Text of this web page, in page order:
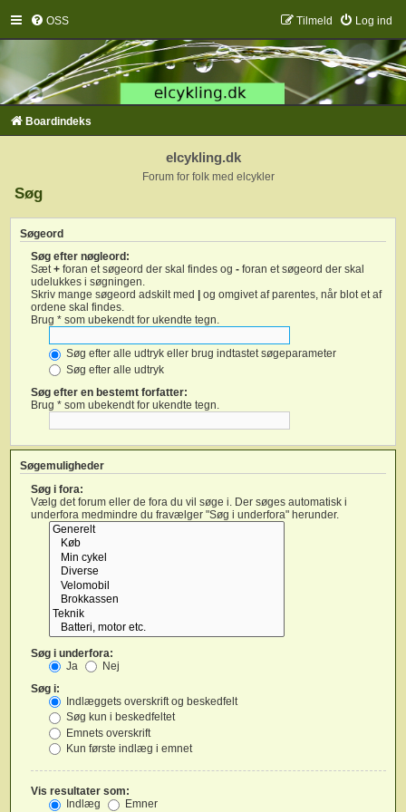
OSS Log ind
Tilmeld
Boardindeks
elcykling.dk
Forum for folk med elcykler
Søg
Søgeord
Søg efter nøgleord:
Sæt+ foran et søgeord der skal findes og - foran et søgeord der skal
udelukkes i søgningen.
Skriv mange søgeord adskilt med
og omgivet af parentes, når blot et af
ordene skal findes.
Brug * som ubekendt for ukendte tegn.
Søg efter alle udtryk eller brug indtastet søgeparameter
Søg efter alle udtryk
Søg efter en bestemt forfatter:
Brug * som ubekendt for ukendte tegn.
Søgemuligheder
Søg i fora:
Vælg det forum eller de fora du vil søge i. Der søges automatisk i
underfora medmindre du fravælger "Søg i underfora" herunder.
Søg i underfora:
Ja
Nej
Søg i:
Indlæggets overskrift og beskedfelt
Søg kun i beskedfeltet
Emnets overskrift
Kun første indlæg i emnet
Vis resultater som:
Indlæg
Emner